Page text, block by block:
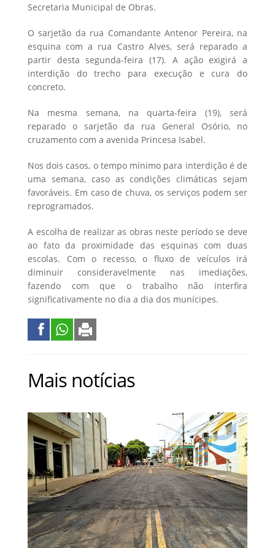
Secretaria Municipal de Obras.
O sarjetão da rua Comandante Antenor Pereira, na
esquina com a rua Castro Alves, será reparado a
partir desta segunda-feira (17). A ação exigirá a
interdição do trecho para execução e cura do
concreto.
Na mesma semana, na quarta-feira (19), será
reparado o sarjetão da rua General Osório, no
cruzamento com a avenida Princesa Isabel.
Nos dois casos, o tempo mínimo para interdição é de
uma semana, caso as condições climáticas sejam
favoráveis. Em caso de chuva, os serviços podem ser
reprogramados.
A escolha de realizar as obras neste período se deve
ao fato da proximidade das esquinas com duas
escolas. Com o recesso, o fluxo de veículos irá
diminuir consideravelmente nas imediações,
fazendo com que o trabalho não interfira
significativamente no dia a dia dos munícipes.
Mais notícias